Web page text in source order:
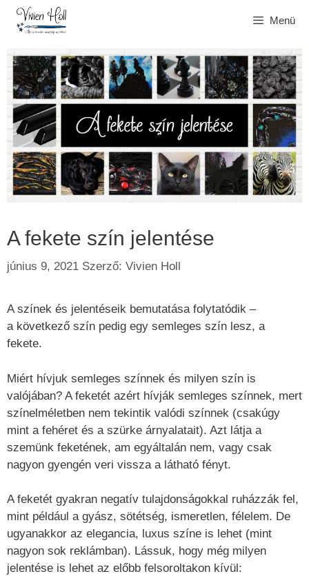
Kilépés
Menü
A fekete szín jelentése
június 9, 2021 Szerző: Vivien Holl
A színek és jelentéseik bemutatása folytatódik –
a következő szín pedig egy semleges szín lesz, a
fekete.
Miért hívjuk semleges színnek és milyen szín is
valójában? A feketét azért hívják semleges színnek, mert
színelméletben nem tekintik valódi színnek (csakúgy
mint a fehéret és a szürke árnyalatait). Azt látja a
szemünk feketének, am egyáltalán nem, vagy csak
nagyon gyengén veri vissza a látható fényt.
A feketét gyakran negatív tulajdonságokkal ruházzák fel,
mint például a gyász, sötétség, ismeretlen, félelem. De
ugyanakkor az elegancia, luxus színe is lehet (mint
nagyon sok reklámban). Lássuk, hogy még milyen
jelentése is lehet az előbb felsoroltakon kívül: